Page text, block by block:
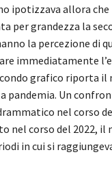
ipotizzava allora che
per grandezza la
la percezione di
immediatamente
grafico riporta il
pandemia. Un
nel corso
nel corso del 2022, il
in cui si